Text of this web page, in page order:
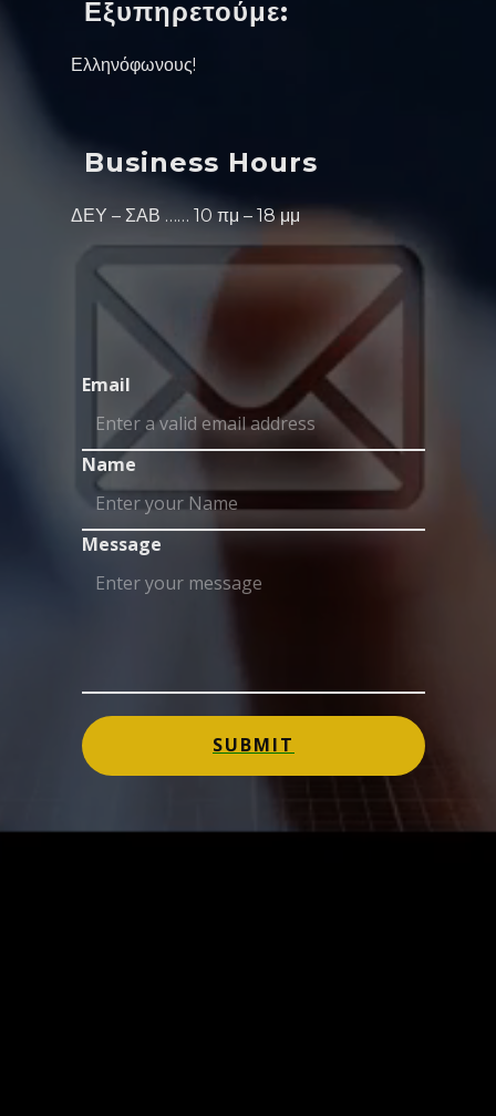
Εξυπηρετούμε:
Ελληνόφωνους!
Business Hours
ΔΕΥ – ΣΑΒ …… 10 πμ – 18 μμ
Email
Name
Message
SUBMIT